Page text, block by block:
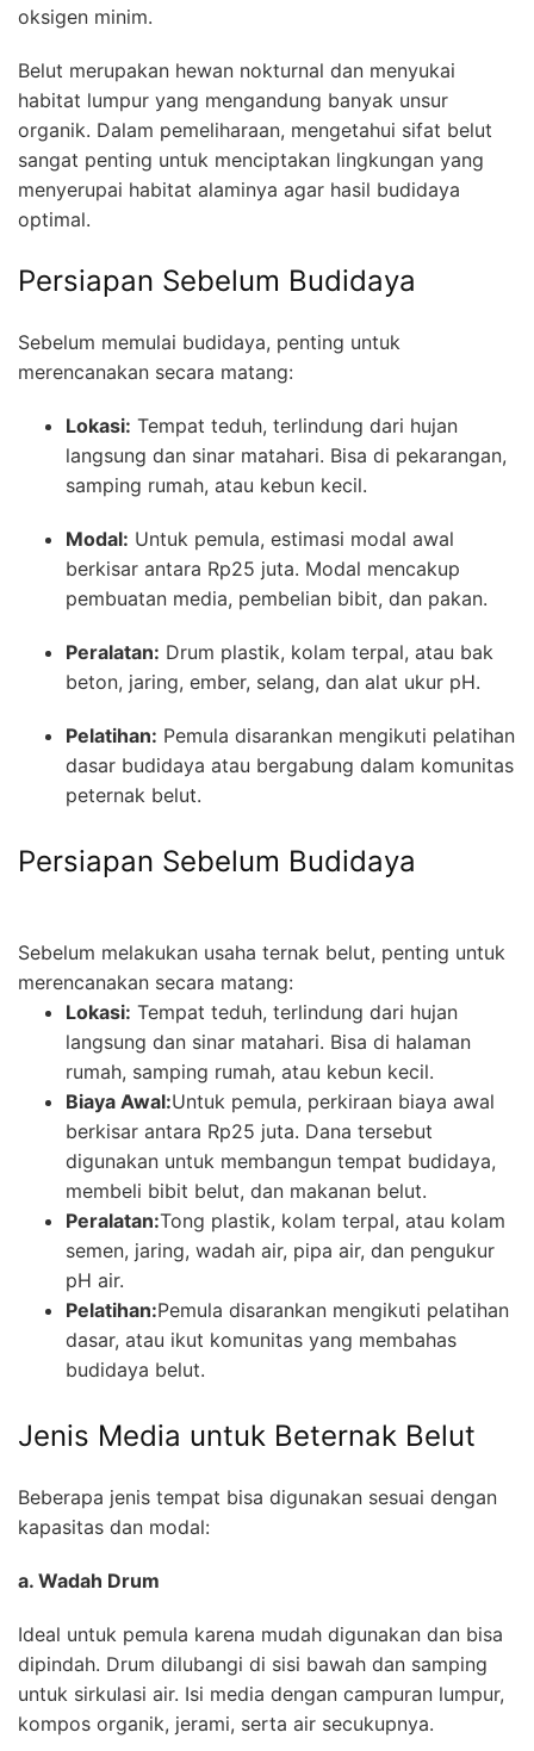
oksigen minim.
Belut merupakan hewan nokturnal dan menyukai
habitat lumpur yang mengandung banyak unsur
organik. Dalam pemeliharaan, mengetahui sifat belut
sangat penting untuk menciptakan lingkungan yang
menyerupai habitat alaminya agar hasil budidaya
optimal.
Persiapan Sebelum Budidaya
Sebelum memulai budidaya, penting untuk
merencanakan secara matang:
Lokasi: Tempat teduh, terlindung dari hujan
langsung dan sinar matahari. Bisa di pekarangan,
samping rumah, atau kebun kecil.
Modal: Untuk pemula, estimasi modal awal
berkisar antara Rp25 juta. Modal mencakup
pembuatan media, pembelian bibit, dan pakan.
Peralatan: Drum plastik, kolam terpal, atau bak
beton, jaring, ember, selang, dan alat ukur pH.
Pelatihan: Pemula disarankan mengikuti pelatihan
dasar budidaya atau bergabung dalam komunitas
peternak belut.
Persiapan Sebelum Budidaya
Sebelum melakukan usaha ternak belut, penting untuk
merencanakan secara matang:
Lokasi: Tempat teduh, terlindung dari hujan
langsung dan sinar matahari. Bisa di halaman
rumah, samping rumah, atau kebun kecil.
Biaya Awal:Untuk pemula, perkiraan biaya awal
berkisar antara Rp25 juta. Dana tersebut
digunakan untuk membangun tempat budidaya,
membeli bibit belut, dan makanan belut.
Peralatan:Tong plastik, kolam terpal, atau kolam
semen, jaring, wadah air, pipa air, dan pengukur
pH air.
Pelatihan:Pemula disarankan mengikuti pelatihan
dasar, atau ikut komunitas yang membahas
budidaya belut.
Jenis Media untuk Beternak Belut
Beberapa jenis tempat bisa digunakan sesuai dengan
kapasitas dan modal:
a. Wadah Drum
Ideal untuk pemula karena mudah digunakan dan bisa
dipindah. Drum dilubangi di sisi bawah dan samping
untuk sirkulasi air. Isi media dengan campuran lumpur,
kompos organik, jerami, serta air secukupnya.